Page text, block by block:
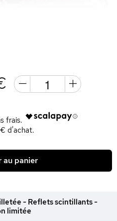
d'achat.
au panier
- Reflets scintillants -
limitée